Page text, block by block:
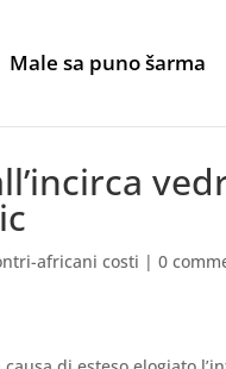
Male sa puno šarma
africani costi |0